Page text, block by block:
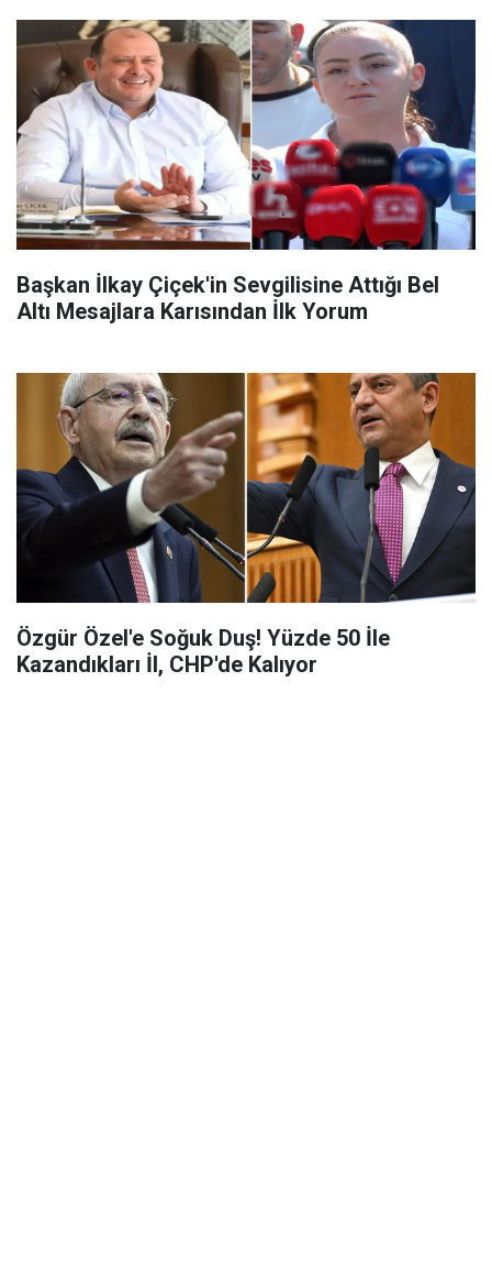
Başkan İlkay Çiçek'in Sevgilisine Attığı Bel
Altı Mesajlara Karısından İlk Yorum
Özgür Özel'e Soğuk Duş! Yüzde 50 İle
Kazandıkları İl, CHP'de Kalıyor